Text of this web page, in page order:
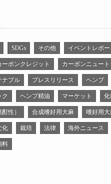
SDGs その他 イベントレポ
ーボンクレジット カーボンニュー
ナブル プレスリリース ヘンプ
ク ヘンプ精油 マーケット
性） 合成嗜好用大麻 嗜好用
化 栽培 法律 海外ニュース
料